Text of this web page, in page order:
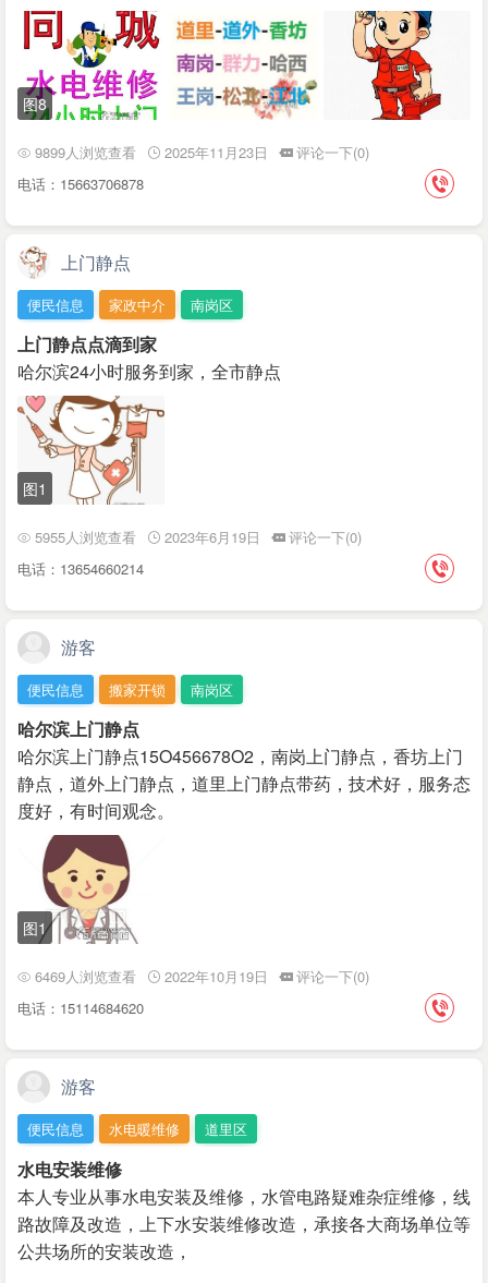
图8
9899人浏览查看 2025年11月23日
评论一下(0)
电话：15663706878
上门静点
便民信息 家政中介 南岗区
上门静点点滴到家
哈尔滨24小时服务到家，全市静点
图1
5955人浏览查看 2023年6月19日
评论一下(0)
电话：13654660214
游客
便民信息 搬家开锁 南岗区
哈尔滨上门静点
哈尔滨上门静点15O456678O2，南岗上门静点，香坊上门
静点，道外上门静点，道里上门静点带药，技术好，服务态
度好，有时间观念。
图1
6469人浏览查看 2022年10月19日
评论一下(0)
电话：15114684620
游客
便民信息 水电暖维修 道里区
水电安装维修
本人专业从事水电安装及维修，水管电路疑难杂症维修，线
路故障及改造，上下水安装维修改造，承接各大商场单位等
公共场所的安装改造，